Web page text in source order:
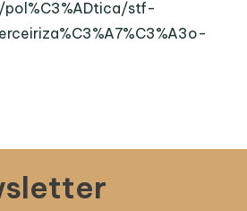
pol%C3%ADtica/stf-